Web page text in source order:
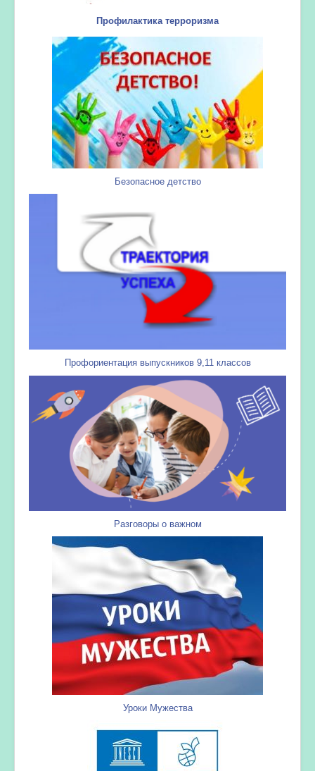
Профилактика терроризма
Безопасное детство
Профориентация выпускников 9,11 классов
Разговоры о важном
Уроки Мужества